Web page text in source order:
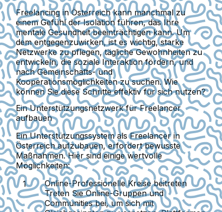
Freelancing in Österreich kann manchmal zu
einem Gefühl der Isolation führen, das Ihre
mentale Gesundheit beeinträchtigen kann. Um
dem entgegenzuwirken, ist es wichtig, starke
Netzwerke zu pflegen, tägliche Gewohnheiten zu
entwickeln, die soziale Interaktion fördern, und
nach Gemeinschafts- und
Kooperationsmöglichkeiten zu suchen. Wie
können Sie diese Schritte effektiv für sich nutzen?
Ein Unterstützungsnetzwerk für Freelancer
aufbauen
Ein Unterstützungssystem als Freelancer in
Österreich aufzubauen, erfordert bewusste
Maßnahmen. Hier sind einige wertvolle
Möglichkeiten:
Online-Professionelle Kreise beitreten
Treten Sie Online-Gruppen und
Communities bei, um sich mit